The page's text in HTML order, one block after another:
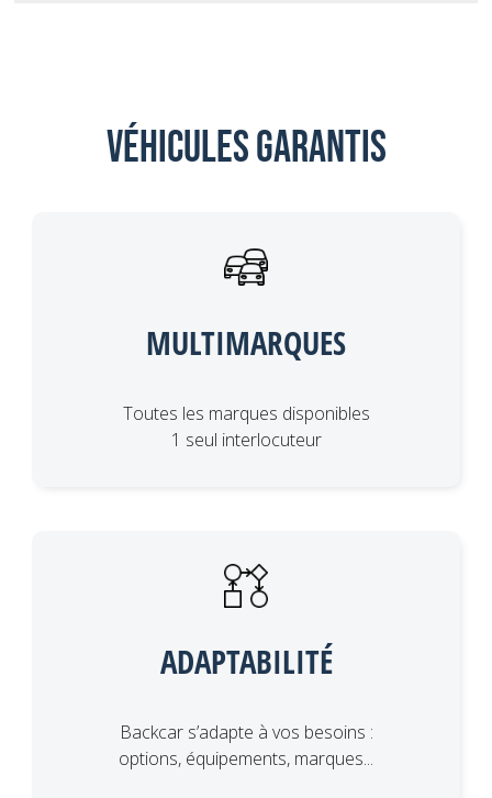
Véhicules garantis
MULTIMARQUES
Toutes les marques disponibles
1 seul interlocuteur
ADAPTABILITÉ
Backcar s’adapte à vos besoins :
options, équipements, marques...